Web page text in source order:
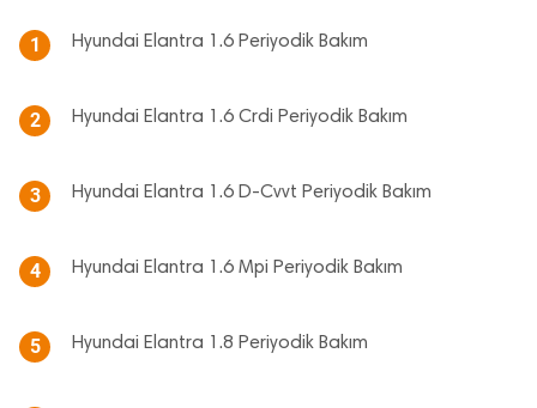
1 Hyundai Elantra 1.6 Periyodik Bakım
2 Hyundai Elantra 1.6 Crdi Periyodik Bakım
3 Hyundai Elantra 1.6 D-Cvvt Periyodik Bakım
4 Hyundai Elantra 1.6 Mpi Periyodik Bakım
5 Hyundai Elantra 1.8 Periyodik Bakım